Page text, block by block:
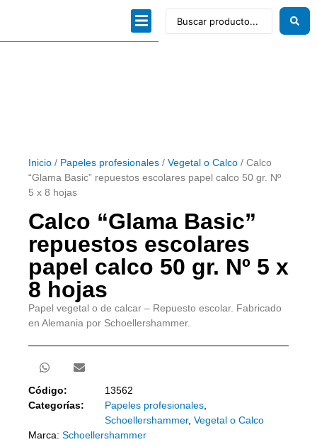
Inicio / Papeles profesionales / Vegetal o Calco / Calco
“Glama Basic” repuestos escolares papel calco 50 gr. Nº
5 x 8 hojas
Calco “Glama Basic”
repuestos escolares
papel calco 50 gr. Nº 5 x
8 hojas
Papel vegetal o de calcar – Repuesto escolar. Fabricado
en Alemania por Schoellershammer.
Código:
13562
Categorías:
Papeles profesionales,
Schoellershammer, Vegetal o Calco
Marca: Schoellershammer